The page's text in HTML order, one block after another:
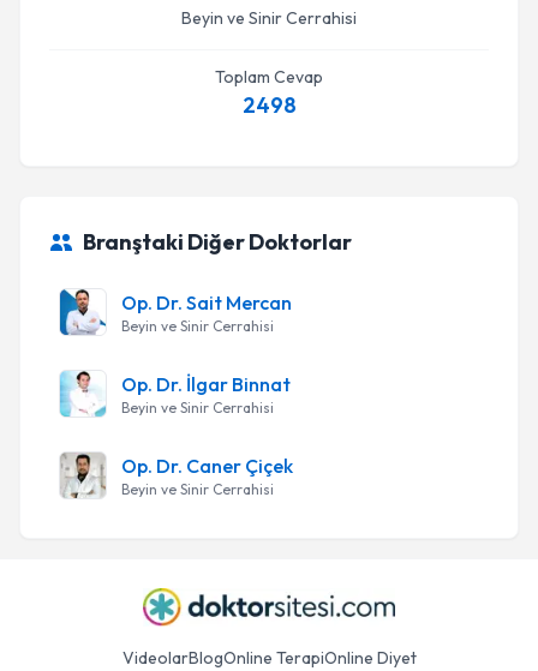
Beyin ve Sinir Cerrahisi
Toplam Cevap
2498
Branştaki Diğer Doktorlar
Op. Dr. Sait Mercan
Beyin ve Sinir Cerrahisi
Op. Dr. İlgar Binnat
Beyin ve Sinir Cerrahisi
Op. Dr. Caner Çiçek
Beyin ve Sinir Cerrahisi
VideolarBlogOnline TerapiOnline Diyet